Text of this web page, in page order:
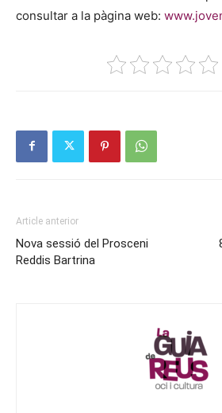
consultar a la pàgina web:
Article anterior
Nova sessió del Prosceni
Reddis Bartrina